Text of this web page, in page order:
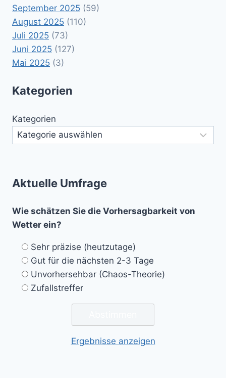
September 2025 (59)
August 2025 (110)
Juli 2025 (73)
Juni 2025 (127)
Mai 2025 (3)
Kategorien
Kategorien
Aktuelle Umfrage
Wie schätzen Sie die Vorhersagbarkeit von
Wetter ein?
Sehr präzise (heutzutage)
Gut für die nächsten 2-3 Tage
Unvorhersehbar (Chaos-Theorie)
Zufallstreffer
Ergebnisse anzeigen